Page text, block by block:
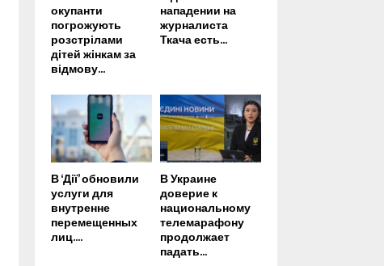
окупанти
погрожують
розстрілами
дітей жінкам за
відмову...
нападении на
журналиста
Ткача есть...
В ‘Дії’ обновили
услуги для
внутренне
перемещенных
лиц....
В Украине
доверие к
национальному
телемарафону
продолжает
падать...